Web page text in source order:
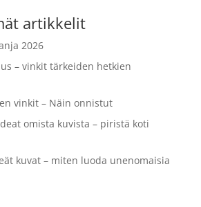
artikkelit
2026
– vinkit tärkeiden hetkien
vinkit – Näin onnistut
omista kuvista – piristä koti
kuvat – miten luoda unenomaisia